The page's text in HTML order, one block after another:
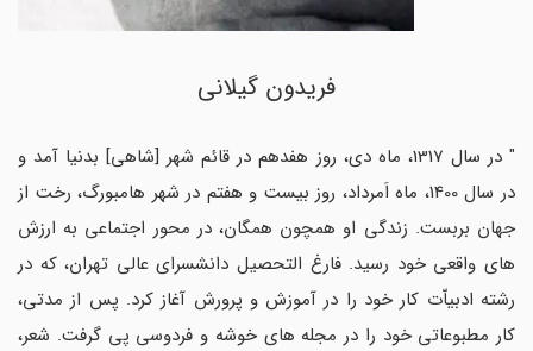
فریدون گیلانی
" در سال 1317، ماه دی، روز هفدهم در قائم شهر [شاهی] بدنیا آمد و
در سال 1400، ماه اَمرداد، روز بیست و هفتم در شهر هامبورگ، رخت از
جهان بربست. زندگی او همچون همگان، در محور اجتماعی به ارزش
های واقعی خود رسید. فارغ التحصیل دانشسرای عالی تهران، که در
رشته ادبیاّت کار خود را در آموزش و پرورش آغاز کرد. پس از مدتی،
کار مطبوعاتی خود را در مجله های خوشه و فردوسی پی گرفت. شعر،